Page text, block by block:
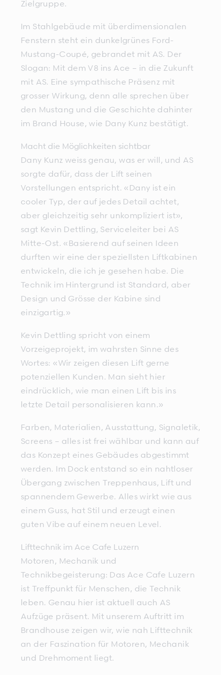
Zielgruppe.
Im Stahlgebäude mit überdimensionalen
Fenstern steht ein dunkelgrünes Ford-
Mustang-Coupé, gebrandet mit AS. Der
Slogan: Mit dem V8 ins Ace – in die Zukunft
mit AS. Eine sympathische Präsenz mit
grosser Wirkung, denn alle sprechen über
den Mustang und die Geschichte dahinter
im Brand House, wie Dany Kunz bestätigt.
Macht die Möglichkeiten sichtbar
Dany Kunz weiss genau, was er will, und AS
sorgte dafür, dass der Lift seinen
Vorstellungen entspricht. «Dany ist ein
cooler Typ, der auf jedes Detail achtet,
aber gleichzeitig sehr unkompliziert ist»,
sagt Kevin Dettling, Serviceleiter bei AS
Mitte-Ost. «Basierend auf seinen Ideen
durften wir eine der speziellsten Liftkabinen
entwickeln, die ich je gesehen habe. Die
Technik im Hintergrund ist Standard, aber
Design und Grösse der Kabine sind
einzigartig.»
Kevin Dettling spricht von einem
Vorzeigeprojekt, im wahrsten Sinne des
Wortes: «Wir zeigen diesen Lift gerne
potenziellen Kunden. Man sieht hier
eindrücklich, wie man einen Lift bis ins
letzte Detail personalisieren kann.»
Farben, Materialien, Ausstattung, Signaletik,
Screens – alles ist frei wählbar und kann auf
das Konzept eines Gebäudes abgestimmt
werden. Im Dock entstand so ein nahtloser
Übergang zwischen Treppenhaus, Lift und
spannendem Gewerbe. Alles wirkt wie aus
einem Guss, hat Stil und erzeugt einen
guten Vibe auf einem neuen Level.
Lifttechnik im Ace Cafe Luzern
Motoren, Mechanik und
Technikbegeisterung: Das Ace Cafe Luzern
ist Treffpunkt für Menschen, die Technik
leben. Genau hier ist aktuell auch AS
Aufzüge präsent. Mit unserem Auftritt im
Brandhouse zeigen wir, wie nah Lifttechnik
an der Faszination für Motoren, Mechanik
und Drehmoment liegt.